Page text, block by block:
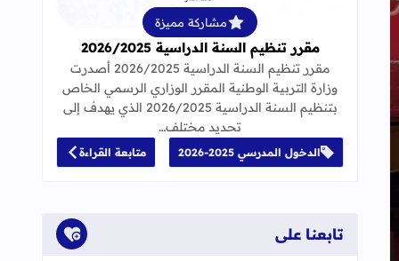
تحت شعار "العلم نور والعنف دمار"
مشاركة مميزة
مقرر تنظيم السنة الدراسية 2026/2025
مقرر تنظيم السنة الدراسية 2026/2025 أصدرت
وزارة التربية الوطنية المقرر الوزاري الرسمي الخاص
بتنظيم السنة الدراسية 2026/2025 الذي يهدف إلى
تحديد مختلف…
الدخول المدرسي 2025-2026 متابعة القراءة
تابعنا على